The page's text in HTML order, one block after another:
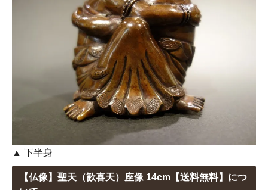
▲ 下半身
【仏像】聖天（歓喜天）座像 14cm【送料無料】につ